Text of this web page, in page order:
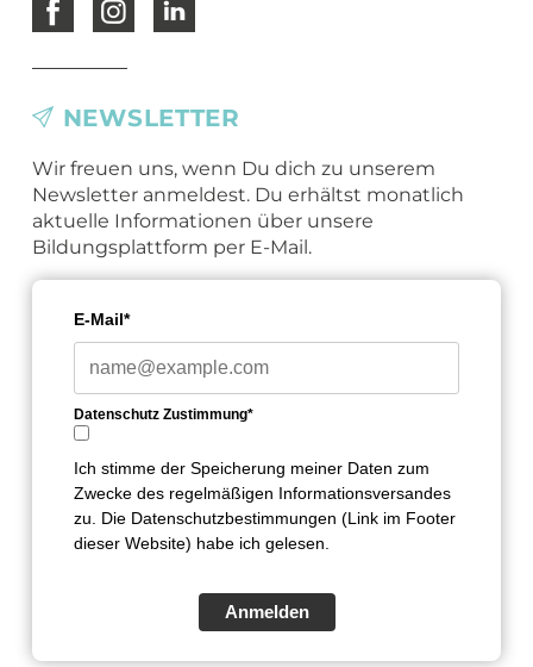
NEWSLETTER
Wir freuen uns, wenn Du dich zu unserem
Newsletter anmeldest. Du erhältst monatlich
aktuelle Informationen über unsere
Bildungsplattform per E-Mail.
E-Mail*
Datenschutz Zustimmung*
Ich stimme der Speicherung meiner Daten zum
Zwecke des regelmäßigen Informationsversandes
zu. Die Datenschutzbestimmungen (Link im Footer
dieser Website) habe ich gelesen.
Anmelden